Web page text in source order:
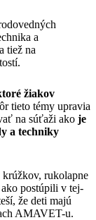
a
tiež na
žiakov
tieto témy upravia
na súťaži ako je
a techniky
rukolapne
postúpili v tej-
že deti majú
AMAVET-u.